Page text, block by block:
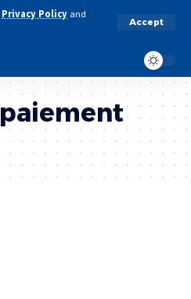
Privacy Policy and
Accept
paiement